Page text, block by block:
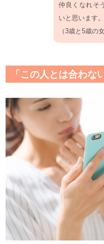
仲良くなれそ
いと思います。
（3歳と5歳の
「この人とは合わな